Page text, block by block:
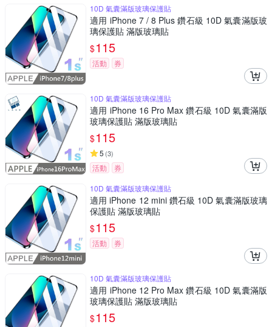
10D 氣囊滿版玻璃保護貼
適用 iPhone 7 / 8 Plus 鑽石級 10D 氣囊滿版玻
璃保護貼 滿版玻璃貼
$115
活動 券
10D 氣囊滿版玻璃保護貼
適用 iPhone 16 Pro Max 鑽石級 10D 氣囊滿版
玻璃保護貼 滿版玻璃貼
$115
5 (3)
活動
券
10D 氣囊滿版玻璃保護貼
適用 iPhone 12 mini 鑽石級 10D 氣囊滿版玻璃
保護貼 滿版玻璃貼
$115
活動 券
10D 氣囊滿版玻璃保護貼
適用 iPhone 12 Pro Max 鑽石級 10D 氣囊滿版
玻璃保護貼 滿版玻璃貼
$115